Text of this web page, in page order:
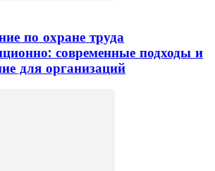
по охране труда
современные подходы и
для организаций